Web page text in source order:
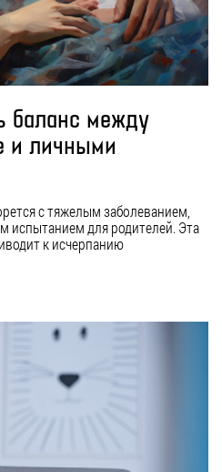
баланс между
и личными
с тяжелым заболеванием,
испытанием для родителей. Эта
к исчерпанию